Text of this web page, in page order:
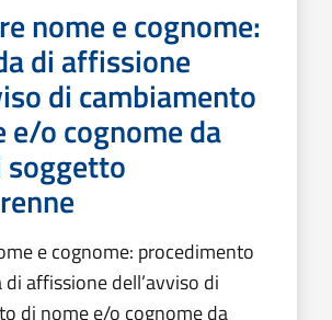
nome e cognome:
di affissione
di cambiamento
e/o cognome da
e cognome: procedimento
affissione dell’avviso di
di nome e/o cognome da